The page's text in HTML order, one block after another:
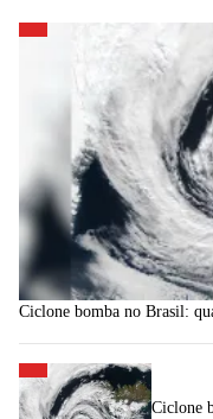
Ciclone bomba no Brasil:
Ciclone